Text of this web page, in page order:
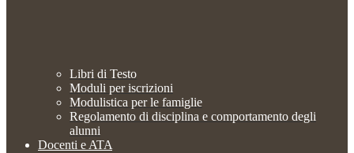
Libri di Testo
Moduli per iscrizioni
Modulistica per le famiglie
Regolamento di disciplina e comportamento degli
alunni
Docenti e ATA